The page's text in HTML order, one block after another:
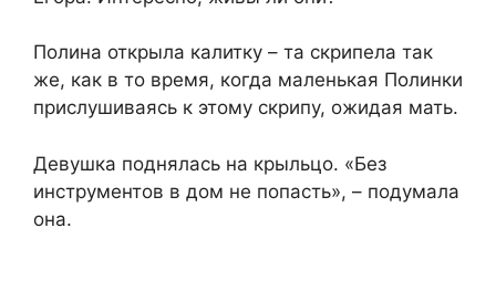
Полина открыла калитку – та скрипела так
же, как в то время, когда маленькая Полинки
прислушиваясь к этому скрипу, ожидая мать.
Девушка поднялась на крыльцо. «Без
инструментов в дом не попасть», – подумала
она.